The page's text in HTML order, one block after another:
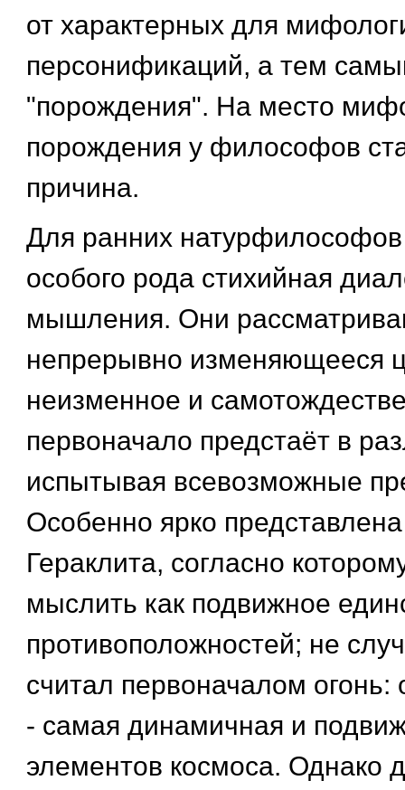
от характерных для
персонификаций, а тем
"порождения". На место
порождения у философов
причина.
Для ранних натурфилософов
особого рода стихийная
мышления. Они
непрерывно изменяющееся
неизменное и
первоначало предстаёт в
испытывая всевозможные
Особенно ярко
Гераклита, согласно
мыслить как подвижное
противоположностей; не
считал первоначалом огонь:
- самая динамичная и
элементов космоса. Однако